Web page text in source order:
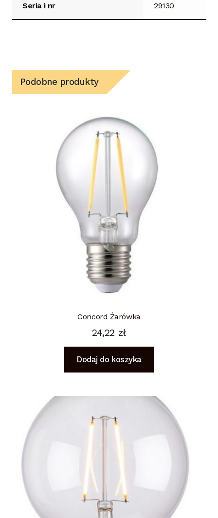
Seria i nr 29130
Podobne produkty
Concord Żarówka
24,22 zł
Dodaj do koszyka